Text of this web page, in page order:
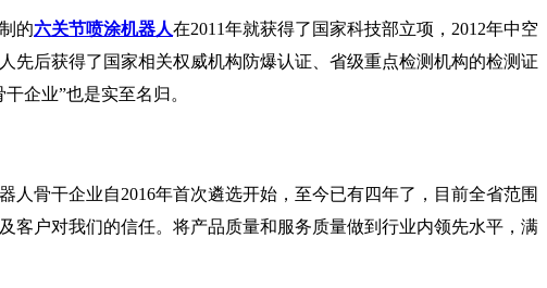
的六关节喷涂机器人在2011年就获得了国家科技部立项，2012年中空
先后获得了国家相关权威机构防爆认证、省级重点检测机构的检测证
企业”也是实至名归。
骨干企业自2016年首次遴选开始，至今已有四年了，目前全省范围
客户对我们的信任。将产品质量和服务质量做到行业内领先水平，满